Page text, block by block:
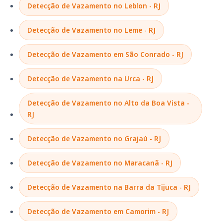
Detecção de Vazamento no Leblon - RJ
Detecção de Vazamento no Leme - RJ
Detecção de Vazamento em São Conrado - RJ
Detecção de Vazamento na Urca - RJ
Detecção de Vazamento no Alto da Boa Vista -
RJ
Detecção de Vazamento no Grajaú - RJ
Detecção de Vazamento no Maracanã - RJ
Detecção de Vazamento na Barra da Tijuca - RJ
Detecção de Vazamento em Camorim - RJ